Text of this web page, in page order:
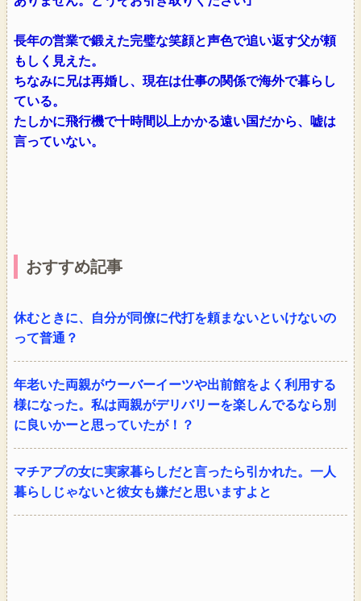
長年の営業で鍛えた完璧な笑顔と声色で追い返す父が頼
もしく見えた。
ちなみに兄は再婚し、現在は仕事の関係で海外で暮らし
ている。
たしかに飛行機で十時間以上かかる遠い国だから、嘘は
言っていない。
おすすめ記事
休むときに、自分が同僚に代打を頼まないといけないの
って普通？
年老いた両親がウーバーイーツや出前館をよく利用する
様になった。私は両親がデリバリーを楽しんでるなら別
に良いかーと思っていたが！？
マチアプの女に実家暮らしだと言ったら引かれた。一人
暮らしじゃないと彼女も嫌だと思いますよと